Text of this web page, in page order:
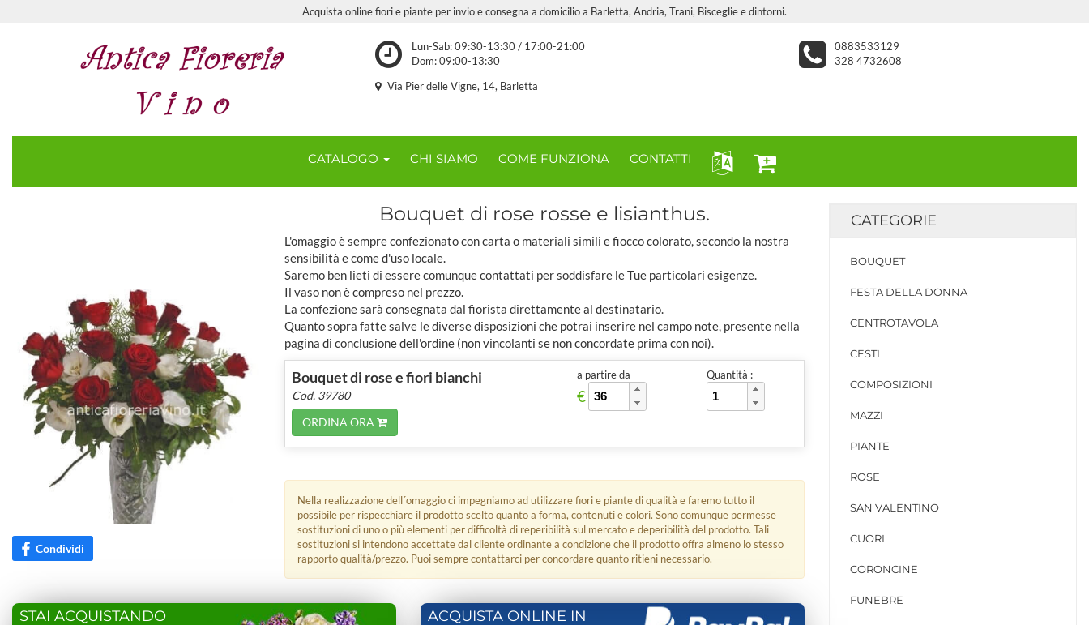
Acquista online fiori e piante per invio e consegna a domicilio a Barletta, Andria, Trani, Bisceglie e dintorni.
Lun-Sab: 09:30-13:30 / 17:00-21:00
Dom: 09:00-13:30
0883533129
328 4732608
Via Pier delle Vigne, 14, Barletta
CATALOGO CHI SIAMO COME FUNZIONA CONTATTI
Condividi
Bouquet di rose rosse e lisianthus.
L'omaggio è sempre confezionato con carta o materiali simili e fiocco colorato, secondo la nostra
sensibilità e come d'uso locale.
Saremo ben lieti di essere comunque contattati per soddisfare le Tue particolari esigenze.
Il vaso non è compreso nel prezzo.
La confezione sarà consegnata dal fiorista direttamente al destinatario.
Quanto sopra fatte salve le diverse disposizioni che potrai inserire nel campo note, presente nella
pagina di conclusione dell'ordine (non vincolanti se non concordate prima con noi).
Bouquet di rose e fiori bianchi
Cod. 39780
ORDINA ORA
a partire da
€
Quantità :
Nella realizzazione dell´omaggio ci impegniamo ad utilizzare fiori e piante di qualità e faremo tutto il
possibile per rispecchiare il prodotto scelto quanto a forma, contenuti e colori. Sono comunque permesse
sostituzioni di uno o più elementi per difficoltà di reperibilità sul mercato e deperibilità del prodotto. Tali
sostituzioni si intendono accettate dal cliente ordinante a condizione che il prodotto offra almeno lo stesso
rapporto qualità/prezzo. Puoi sempre contattarci per concordare quanto ritieni necessario.
STAI ACQUISTANDO
ACQUISTA ONLINE IN
CATEGORIE
BOUQUET
FESTA DELLA DONNA
CENTROTAVOLA
CESTI
COMPOSIZIONI
MAZZI
PIANTE
ROSE
SAN VALENTINO
CUORI
CORONCINE
FUNEBRE